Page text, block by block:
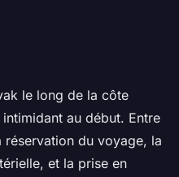
le long de la côte
au début. Entre
réservation du voyage, la
et la prise en